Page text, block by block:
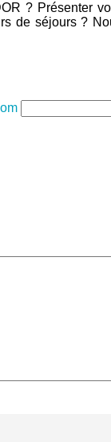
? Présenter
de séjours ?